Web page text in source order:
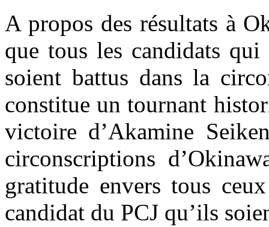
A propos des résultats à
que tous les candidats qui
soient battus dans la
constitue un tournant
victoire d’Akamine
circonscriptions
gratitude envers tous
candidat du PCJ qu’ils